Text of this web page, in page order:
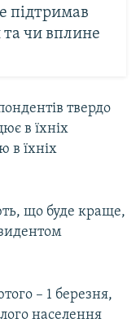
підтримав
та чи вплине
твердо
в їхніх
в їхніх
що буде краще,
– 1 березня,
населення